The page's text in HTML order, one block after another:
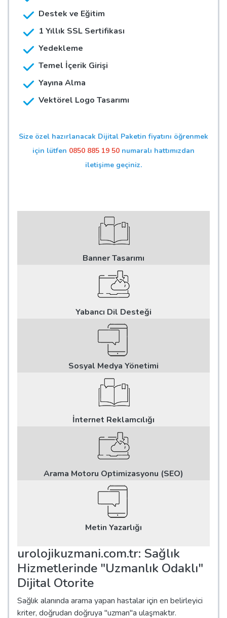
Destek ve Eğitim
1 Yıllık SSL Sertifikası
Yedekleme
Temel İçerik Girişi
Yayına Alma
Vektörel Logo Tasarımı
Size özel hazırlanacak Dijital Paketin fiyatını öğrenmek
için lütfen 0850 885 19 50 numaralı hattımızdan
iletişime geçiniz.
Banner Tasarımı
Yabancı Dil Desteği
Sosyal Medya Yönetimi
İnternet Reklamcılığı
Arama Motoru Optimizasyonu (SEO)
Metin Yazarlığı
urolojikuzmani.com.tr: Sağlık
Hizmetlerinde "Uzmanlık Odaklı"
Dijital Otorite
Sağlık alanında arama yapan hastalar için en belirleyici
kriter, doğrudan doğruya "uzman"a ulaşmaktır.